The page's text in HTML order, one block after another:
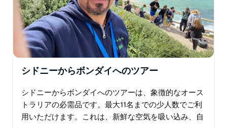
シドニーからボンダイへのツアー
シドニーからボンダイへのツアーは、象徴的なオース
トラリアの必需品です。最大11名までの少人数でご利
用いただけます。これは、新鮮な空気を吸い込み、自